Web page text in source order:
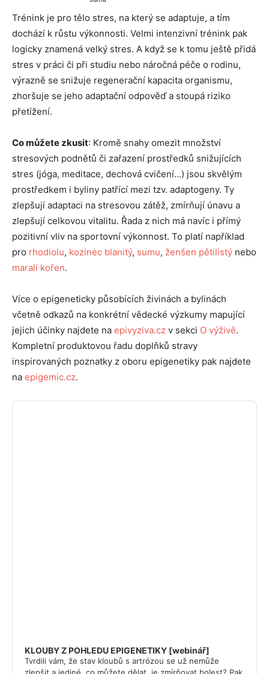
Trénink je pro tělo stres, na který se adaptuje, a tím
dochází k růstu výkonnosti. Velmi intenzivní trénink pak
logicky znamená velký stres. A když se k tomu ještě přidá
stres v práci či při studiu nebo náročná péče o rodinu,
výrazně se snižuje regenerační kapacita organismu,
zhoršuje se jeho adaptační odpověď a stoupá riziko
přetížení.
Co můžete zkusit: Kromě snahy omezit množství
stresových podnětů či zařazení prostředků snižujících
stres (jóga, meditace, dechová cvičení…) jsou skvělým
prostředkem i byliny patřící mezi tzv. adaptogeny. Ty
zlepšují adaptaci na stresovou zátěž, zmírňují únavu a
zlepšují celkovou vitalitu. Řada z nich má navíc i přímý
pozitivní vliv na sportovní výkonnost. To platí například
pro rhodiolu, kozinec blanitý, sumu, ženšen pětilistý nebo
maralí kořen.
Více o epigeneticky působících živinách a bylinách
včetně odkazů na konkrétní vědecké výzkumy mapující
jejich účinky najdete na epivyziva.cz v sekci O výživě.
Kompletní produktovou řadu doplňků stravy
inspirovaných poznatky z oboru epigenetiky pak najdete
na epigemic.cz.
Audio
KLOUBY Z POHLEDU EPIGENETIKY [webinář]
Tvrdili vám, že stav kloubů s artrózou se už nemůže